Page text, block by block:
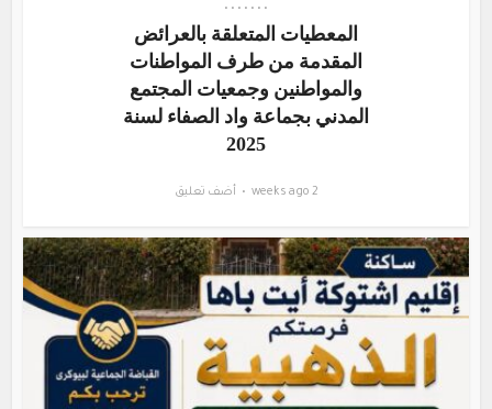
• • • • • • •
المعطيات المتعلقة بالعرائض
المقدمة من طرف المواطنات
والمواطنين وجمعيات المجتمع
المدني بجماعة واد الصفاء لسنة
2025
2 weeks ago أضف تعليق